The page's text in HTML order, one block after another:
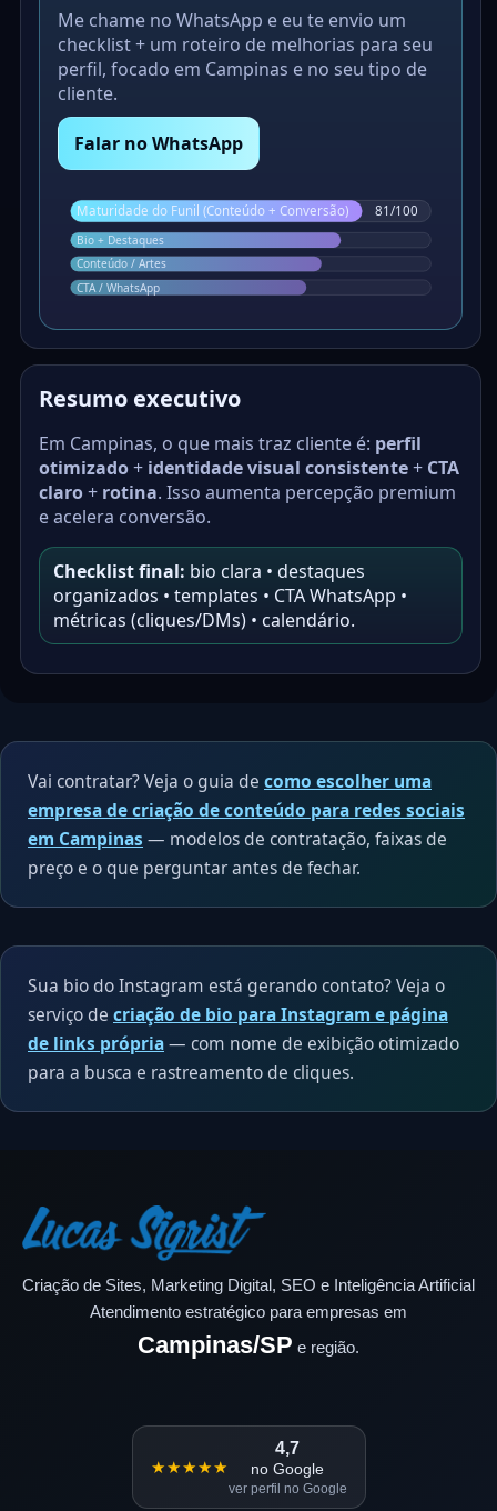
Me chame no WhatsApp e eu te envio um
checklist + um roteiro de melhorias para seu
perfil, focado em Campinas e no seu tipo de
cliente.
Falar no WhatsApp
Maturidade do Funil (Conteúdo + Conversão) 81/100
Bio + Destaques
Conteúdo / Artes
CTA / WhatsApp
Resumo executivo
Em Campinas, o que mais traz cliente é: perfil
otimizado+ identidade visual consistente+ CTA
claro+ rotina. Isso aumenta percepção premium
e acelera conversão.
Checklist final: bio clara • destaques
organizados • templates • CTA WhatsApp •
métricas (cliques/DMs) • calendário.
Vai contratar? Veja o guia de como escolher uma
empresa de criação de conteúdo para redes sociais
em Campinas — modelos de contratação, faixas de
preço e o que perguntar antes de fechar.
Sua bio do Instagram está gerando contato? Veja o
serviço de criação de bio para Instagram e página
de links própria— com nome de exibição otimizado
para a busca e rastreamento de cliques.
Criação de Sites, Marketing Digital, SEO e Inteligência Artificial
Atendimento estratégico para empresas em
Campinas/SP e região.
★★★★★
4,7
no Google
ver perfil no Google